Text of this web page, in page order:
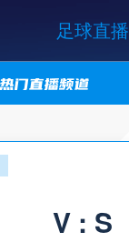
足球直播
V : S